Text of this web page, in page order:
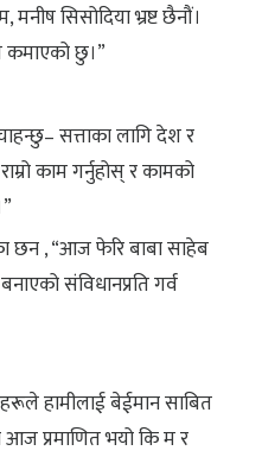
सिसोदिया भ्रष्ट छैनौं।
कमाएको छु।”
सत्ताका लागि देश र
काम गर्नुहोस् र कामको
छन , “आज फेरि बाबा साहेब
संविधानप्रति गर्व
हामीलाई बेईमान साबित
आज प्रमाणित भयो कि म र